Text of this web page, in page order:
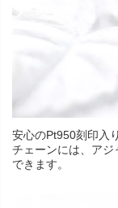
安心のPt950刻印入
チェーンには、ア
できます。